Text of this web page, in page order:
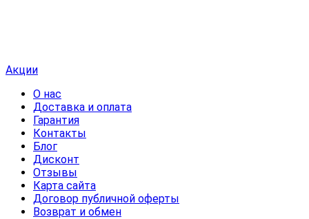
Акции
О нас
Доставка и оплата
Гарантия
Контакты
Блог
Дисконт
Отзывы
Карта сайта
Договор публичной оферты
Возврат и обмен